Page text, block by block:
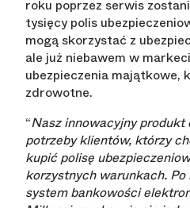
roku poprzez serwis
tysięcy polis
mogą skorzystać z
ale już niebawem w
ubezpieczenia majątkowe,
zdrowotne.
“Nasz innowacyjny produkt
potrzeby klientów, którzy
kupić polisę
korzystnych warunkach.
system bankowości